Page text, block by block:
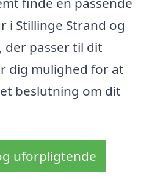
i Stillinge Strand og
der passer til dit
dig mulighed for at
beslutning om dit
uforpligtende